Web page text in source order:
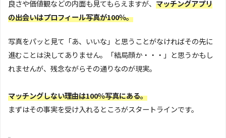
良さや価値観などの内面も見てもらえますが、 マッチングアプリ
の出会いはプロフィール写真が100％。
写真をパッと見て「あ、いいな」と思うことがなければその先に
進むことは決してありません。「結局顔か・・・」と思うかもし
れませんが、残念ながらその通りなのが現実。
マッチングしない理由は100％写真にある。
まずはその事実を受け入れるところがスタートラインです。